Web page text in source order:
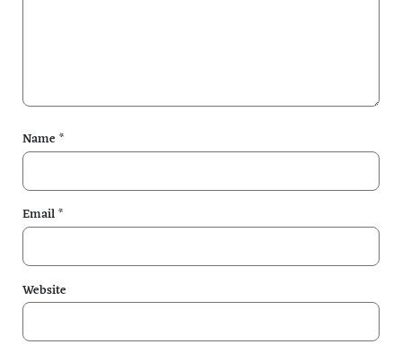
Name *
Email*
Website